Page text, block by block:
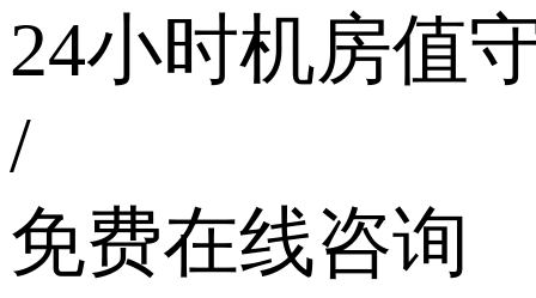
24小时机房值
/
免费在线咨询